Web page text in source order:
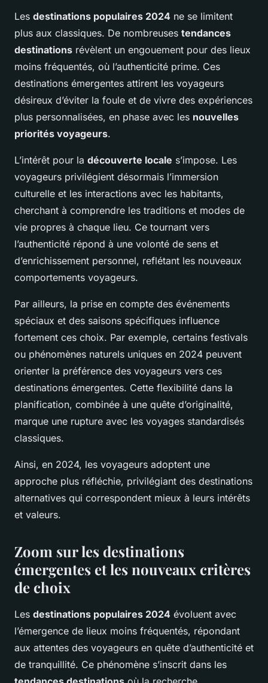
Les destinations populaires 2024 ne se limitent
plus aux classiques. De nombreuses tendances
destinations révèlent un engouement pour des lieux
moins fréquentés, où l’authenticité prime. Ces
destinations émergentes attirent les voyageurs
désireux d’éviter la foule et de vivre des expériences
plus personnalisées, en phase avec les nouvelles
priorités voyageurs.
L’intérêt pour la découverte locale s’impose. Les
voyageurs privilégient désormais l’immersion
culturelle et les interactions avec les habitants,
cherchant à comprendre les traditions et modes de
vie propres à chaque lieu. Ce tournant vers
l’authenticité répond à une volonté de sens et
d’enrichissement personnel, reflétant les nouveaux
comportements voyageurs.
Par ailleurs, la prise en compte des événements
spéciaux et des saisons spécifiques influence
fortement ces choix. Par exemple, certains festivals
ou phénomènes naturels uniques en 2024 peuvent
orienter la préférence des voyageurs vers ces
destinations émergentes. Cette flexibilité dans la
planification, combinée à une quête d’originalité,
marque une rupture avec les voyages standardisés
classiques.
Ainsi, en 2024, les voyageurs adoptent une
approche plus réfléchie, privilégiant des destinations
alternatives qui correspondent mieux à leurs intérêts
et valeurs.
Zoom sur les destinations
émergentes et les nouveaux critères
de choix
Les destinations populaires 2024 évoluent avec
l’émergence de lieux moins fréquentés, répondant
aux attentes des voyageurs en quête d’authenticité et
de tranquillité. Ce phénomène s’inscrit dans les